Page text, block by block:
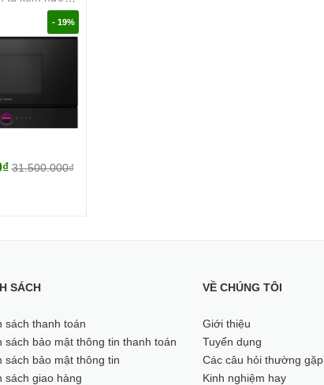
MALLOCA
- 19%
31.500.000₫
SÁCH
sách thanh toán
sách bảo mật thông tin thanh toán
sách bảo mật thông tin
sách giao hàng
VỀ CHÚNG TÔI
Giới thiệu
Tuyển dụng
Các câu hỏi thường gặp
Kinh nghiệm hay